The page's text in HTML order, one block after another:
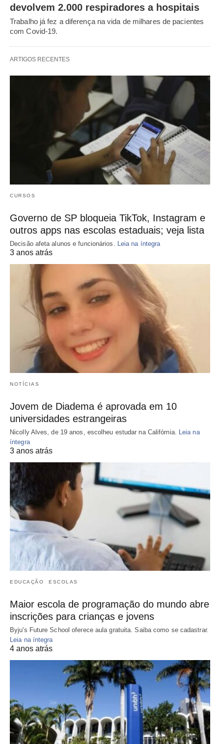
devolvem 2.000 respiradores a hospitais
Trabalho já fez a diferença na vida de milhares de pacientes
com Covid-19.
ARTIGOS RECENTES
CURSOS
Governo de SP bloqueia TikTok, Instagram e
outros apps nas escolas estaduais; veja lista
Decisão afeta alunos e funcionários. Leia na íntegra
3 anos atrás
NOTÍCIAS
Jovem de Diadema é aprovada em 10
universidades estrangeiras
Nicolly Alves, de 19 anos, escolheu estudar na Califórnia. Leia na
íntegra
3 anos atrás
EDUCAÇÃO ESCOLAS
Maior escola de programação do mundo abre
inscrições para crianças e jovens
Byju's Future School oferece aula gratuita. Saiba como se cadastrar.
Leia na íntegra
4 anos atrás